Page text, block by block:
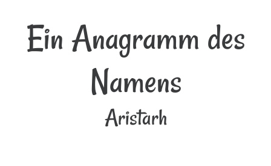
Ein Anagramm des
Namens
Aristarh